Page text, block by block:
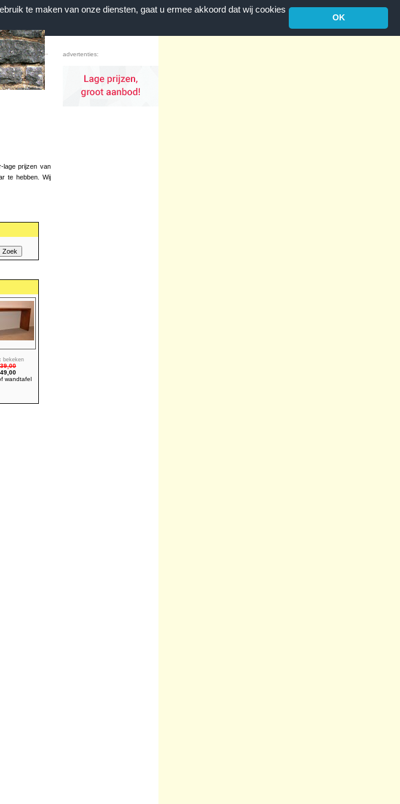
te maken van onze diensten, gaat u ermee akkoord dat wij cookies
OK
| Favorieten
advertenties:
lage prijzen van
te hebben. Wij
bekeken
wandtafel